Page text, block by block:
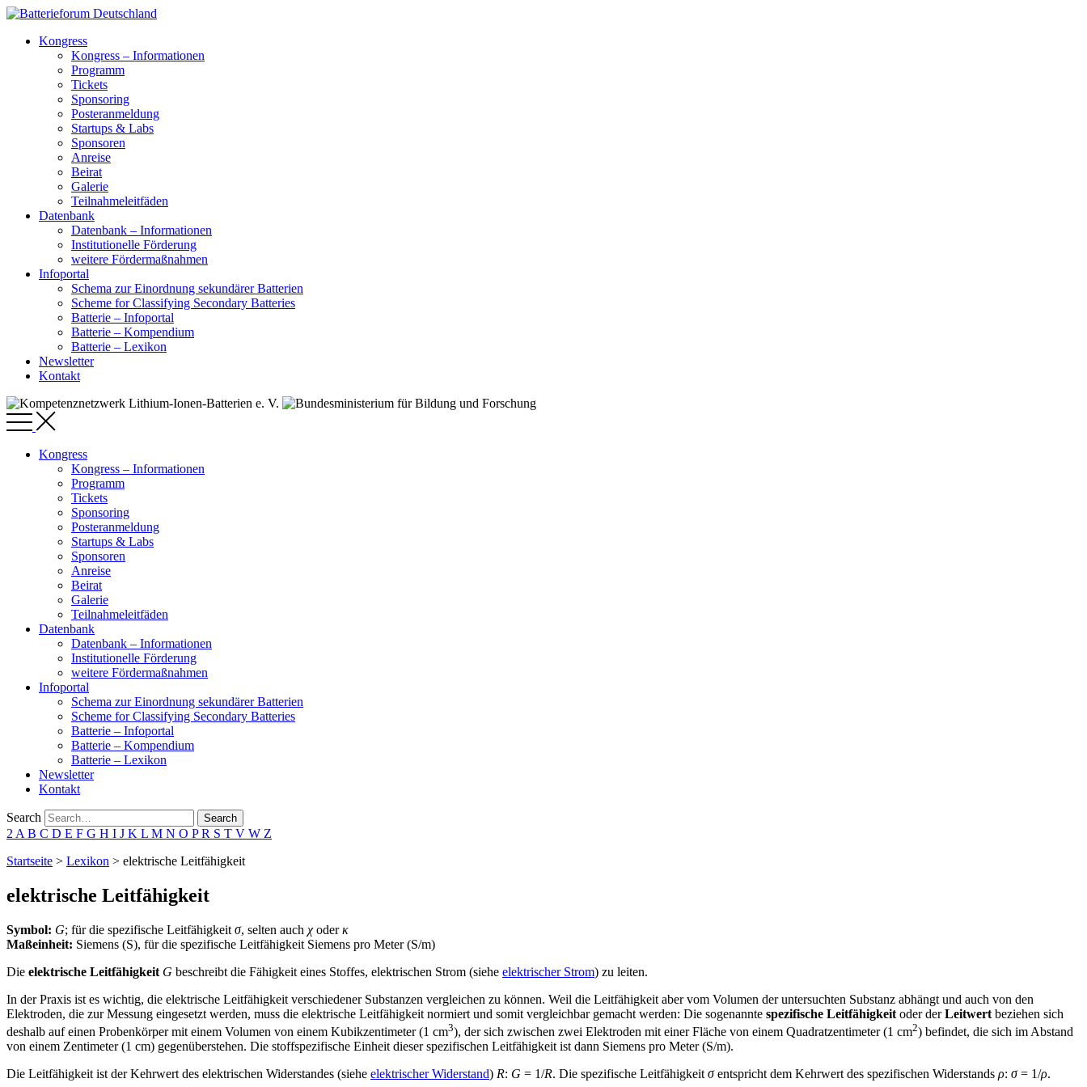
Kongress
Kongress – Informationen
Programm
Tickets
Sponsoring
Posteranmeldung
Startups & Labs
Sponsoren
Anreise
Beirat
Galerie
Teilnahmeleitfäden
Datenbank
Datenbank – Informationen
Institutionelle Förderung
weitere Fördermaßnahmen
Infoportal
Schema zur Einordnung sekundärer Batterien
Scheme for Classifying Secondary Batteries
Batterie – Infoportal
Batterie – Kompendium
Batterie – Lexikon
Newsletter
Kontakt
Kongress
Kongress – Informationen
Programm
Tickets
Sponsoring
Posteranmeldung
Startups & Labs
Sponsoren
Anreise
Beirat
Galerie
Teilnahmeleitfäden
Datenbank
Datenbank – Informationen
Institutionelle Förderung
weitere Fördermaßnahmen
Infoportal
Schema zur Einordnung sekundärer Batterien
Scheme for Classifying Secondary Batteries
Batterie – Infoportal
Batterie – Kompendium
Batterie – Lexikon
Newsletter
Kontakt
Search Search
2 A B C D E F G H I J K L M N O PR S T V W Z
Startseite > Lexikon > elektrische Leitfähigkeit
elektrische Leitfähigkeit
Symbol: G; für die spezifische Leitfähigkeit σ, selten auch χoderκ
Maßeinheit: Siemens (S), für die spezifische Leitfähigkeit Siemens pro Meter (S/m)
Die elektrische Leitfähigkeit G beschreibt die Fähigkeit eines Stoffes, elektrischen Strom (siehe elektrischer Strom) zu leiten.
In der Praxis ist es wichtig, die elektrische Leitfähigkeit verschiedener Substanzen vergleichen zu können. Weil die Leitfähigkeit aber vom Volumen der untersuchten Substanz abhängt und auch von den
Elektroden, die zur Messung eingesetzt werden, muss die elektrische Leitfähigkeit normiert und somit vergleichbar gemacht werden: Die sogenannte spezifische Leitfähigkeit oder derLeitwert beziehen sich
deshalb auf einen Probenkörper mit einem Volumen von einem Kubikzentimeter (1 cm3), der sich zwischen zwei Elektroden mit einer Fläche von einem Quadratzentimeter (1 cm2) befindet, die sich im Abstand
von einem Zentimeter (1 cm) gegenüberstehen. Die stoffspezifische Einheit dieser spezifischen Leitfähigkeit ist dann Siemens pro Meter (S/m).
Die Leitfähigkeit ist der Kehrwert des elektrischen Widerstandes (siehe elektrischer Widerstand) R: G = 1/R. Die spezifische Leitfähigkeit σentspricht dem Kehrwert des spezifischen Widerstands ρ: σ= 1/ρ.